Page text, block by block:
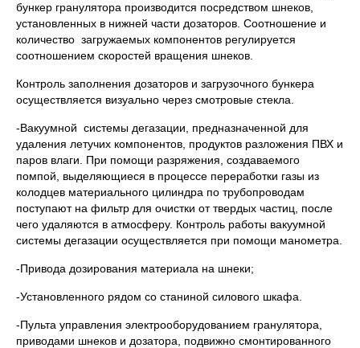
бункер гранулятора производится посредством шнеков,
установленных в нижней части дозаторов. Соотношение и
количество загружаемых компонентов регулируется
соотношением скоростей вращения шнеков.
Контроль заполнения дозаторов и загрузочного бункера
осуществляется визуально через смотровые стекла.
-Вакуумной системы дегазации, предназначенной для
удаления летучих компонентов, продуктов разложения ПВХ и
паров влаги. При помощи разряжения, создаваемого
помпой, выделяющиеся в процессе переработки газы из
колодцев материального цилиндра по трубопроводам
поступают на фильтр для очистки от твердых частиц, после
чего удаляются в атмосферу. Контроль работы вакуумной
системы дегазации осуществляется при помощи манометра.
-Привода дозирования материала на шнеки;
-Установленного рядом со станиной силового шкафа.
-Пульта управления электрооборудованием гранулятора,
приводами шнеков и дозатора, подвижно смонтированного